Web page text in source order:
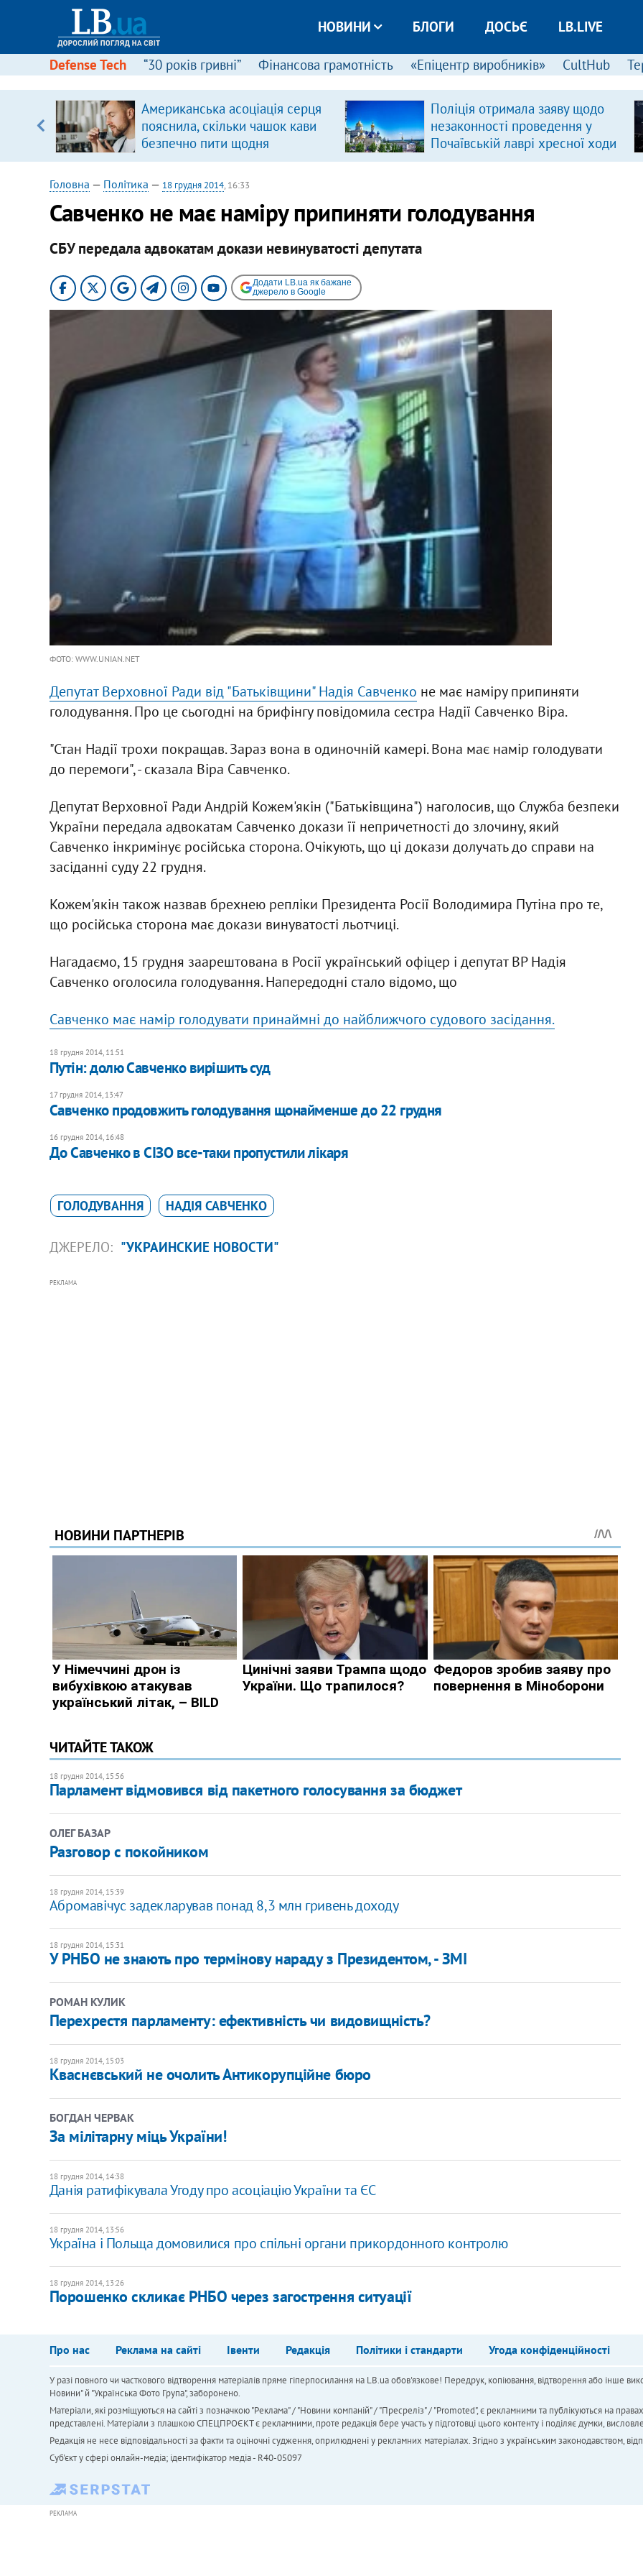
НОВИНИ БЛОГИ ДОСЬЄ LB.LIVE
Defense Tech “30 років гривні” Фінансова грамотність «Епіцентр виробників» CultHub
Американська асоціація серця
пояснила, скільки чашок кави
безпечно пити щодня
Поліція отримала заяву щодо
незаконності проведення у
Почаївській лаврі хресної ходи
Головна — Політика — 18 грудня 2014, 16:33
Савченко не має наміру припиняти голодування
СБУ передала адвокатам докази невинуватості депутата
Додати LB.ua як бажане
джерело в Google
ФОТО: WWW.UNIAN.NET
Депутат Верховної Ради від "Батьківщини" Надія Савченко не має наміру припиняти
голодування. Про це сьогодні на брифінгу повідомила сестра Надії Савченко Віра.
"Стан Надії трохи покращав. Зараз вона в одиночній камері. Вона має намір голодувати
до перемоги", - сказала Віра Савченко.
Депутат Верховної Ради Андрій Кожем'якін ("Батьківщина") наголосив, що Служба безпеки
України передала адвокатам Савченко докази її непричетності до злочину, який
Савченко інкримінує російська сторона. Очікують, що ці докази долучать до справи на
засіданні суду 22 грудня.
Кожем'якін також назвав брехнею репліки Президента Росії Володимира Путіна про те,
що російська сторона має докази винуватості льотчиці.
Нагадаємо, 15 грудня заарештована в Росії український офіцер і депутат ВР Надія
Савченко оголосила голодування. Напередодні стало відомо, що
Савченко має намір голодувати принаймні до найближчого судового засідання.
18 грудня 2014, 11:51
Путін: долю Савченко вирішить суд
17 грудня 2014, 13:47
Савченко продовжить голодування щонайменше до 22 грудня
16 грудня 2014, 16:48
До Савченко в СІЗО все-таки пропустили лікаря
ГОЛОДУВАННЯ НАДІЯ САВЧЕНКО
ДЖЕРЕЛО: "УКРАИНСКИЕ НОВОСТИ"
РЕКЛАМА
ЧИТАЙТЕ ТАКОЖ
18 грудня 2014, 15:56
Парламент відмовився від пакетного голосування за бюджет
ОЛЕГ БАЗАР
Разговор с покойником
18 грудня 2014, 15:39
Абромавічус задекларував понад 8,3 млн гривень доходу
18 грудня 2014, 15:31
У РНБО не знають про термінову нараду з Президентом, - ЗМІ
РОМАН КУЛИК
Перехрестя парламенту: ефективність чи видовищність?
18 грудня 2014, 15:03
Кваснєвський не очолить Антикорупційне бюро
БОГДАН ЧЕРВАК
За мілітарну міць України!
18 грудня 2014, 14:38
Данія ратифікувала Угоду про асоціацію України та ЄС
18 грудня 2014, 13:56
Україна і Польща домовилися про спільні органи прикордонного контролю
18 грудня 2014, 13:26
Порошенко скликає РНБО через загострення ситуації
Про нас Реклама на сайті Івенти Редакція Політики і стандарти Угода конфіденційності
У разі повного чи часткового відтворення матеріалів пряме гіперпосилання на LB.ua обов'язкове! Передрук, копіювання, відтворення або інше
Новини" й "Українська Фото Група", заборонено.
Матеріали, які розміщуються на сайті з позначкою "Реклама" / "Новини компаній" / "Пресреліз" / "Promoted", є рекламними та публікуються на
представлені. Матеріали з плашкою СПЕЦПРОЄКТ є рекламними, проте редакція бере участь у підготовці цього контенту і поділяє думки,
Редакція не несе відповідальності за факти та оціночні судження, оприлюднені у рекламних матеріалах. Згідно з українським законодавством,
Cуб'єкт у сфері онлайн-медіа; ідентифікатор медіа - R40-05097
РЕКЛАМА